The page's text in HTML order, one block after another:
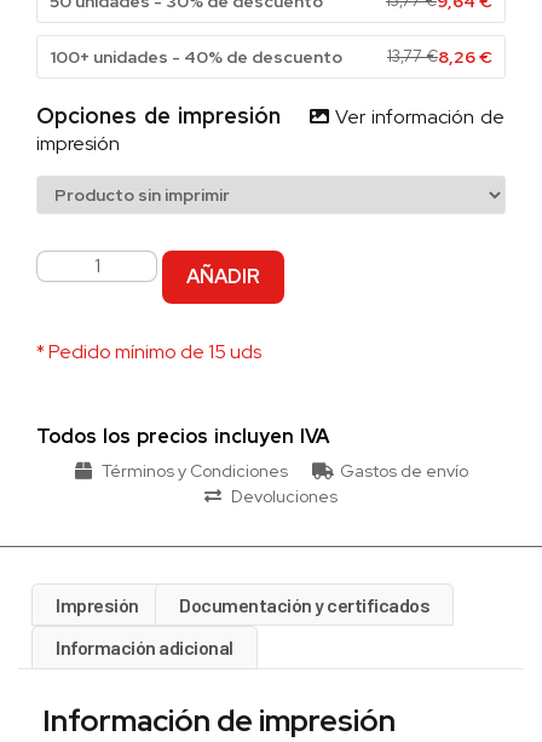
100+ unidades - 40% de descuento 13,77€8,26€
Opciones de impresión
Ver información de
impresión
AÑADIR
* Pedido mínimo de 15 uds
Todos los precios incluyen IVA
Términos y Condiciones
Gastos de envío
Devoluciones
Impresión
Documentación y certificados
Información adicional
Información de impresión